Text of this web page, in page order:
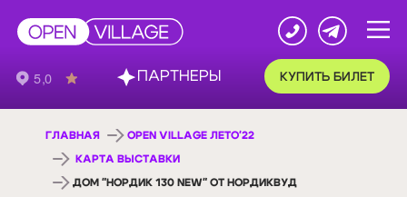
КУПИТЬ БИЛЕТ
ГЛАВНАЯ OPEN VILLAGE ЛЕТО'22
КАРТА ВЫСТАВКИ
ДОМ "НОРДИК 130 NEW" ОТ НОРДИКВУД